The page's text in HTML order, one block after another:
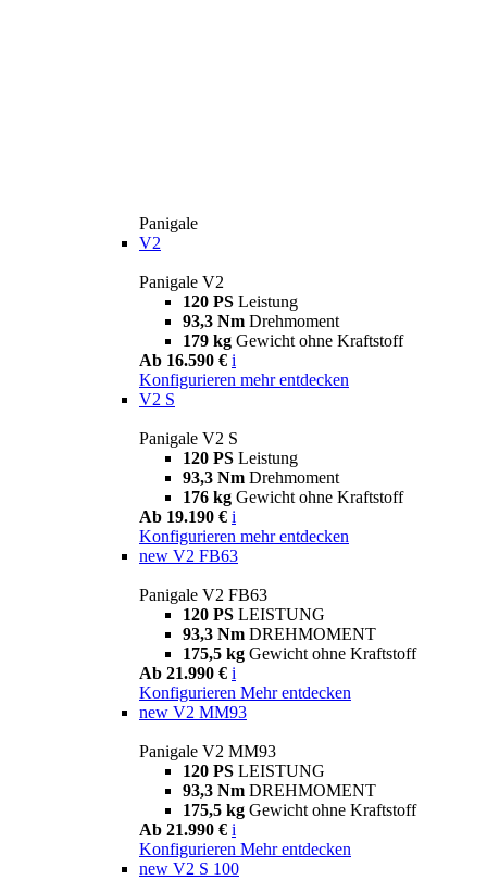
Panigale
V2
Panigale V2
120 PS Leistung
93,3 Nm Drehmoment
179 kg Gewicht ohne Kraftstoff
Ab 16.590 € i
Konfigurieren mehr entdecken
V2 S
Panigale V2 S
120 PS Leistung
93,3 Nm Drehmoment
176 kg Gewicht ohne Kraftstoff
Ab 19.190 € i
Konfigurieren mehr entdecken
new V2 FB63
Panigale V2 FB63
120 PS LEISTUNG
93,3 Nm DREHMOMENT
175,5 kg Gewicht ohne Kraftstoff
Ab 21.990 € i
Konfigurieren Mehr entdecken
new V2 MM93
Panigale V2 MM93
120 PS LEISTUNG
93,3 Nm DREHMOMENT
175,5 kg Gewicht ohne Kraftstoff
Ab 21.990 € i
Konfigurieren Mehr entdecken
new V2 S 100